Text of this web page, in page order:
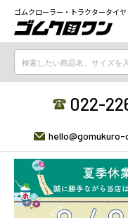
ゴムクローラー・トラクタータイ
022-
hello@gomukuro-